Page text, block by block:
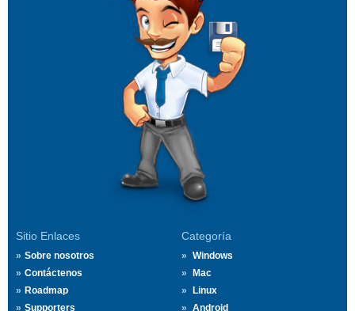
Sitio Enlaces
Sobre nosotros
Contáctenos
Roadmap
Supporters
Categoría
Windows
Mac
Linux
Android